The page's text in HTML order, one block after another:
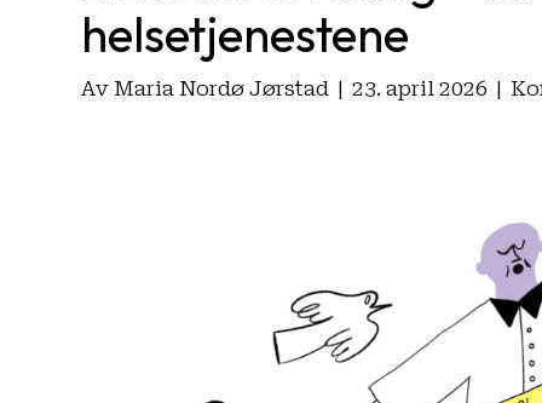
helsetjenestene
Av Maria Nordø Jørstad | 23. april 2026 |